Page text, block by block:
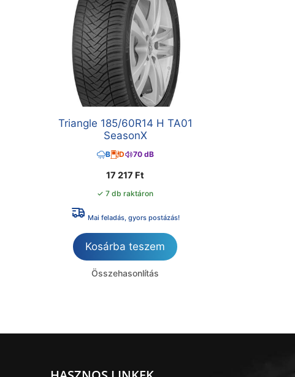
Triangle 185/60R14 H TA01
SeasonX
B D 70 dB
17 217 Ft
✓ 7 db raktáron
Mai feladás, gyors postázás!
Kosárba teszem
Összehasonlítás